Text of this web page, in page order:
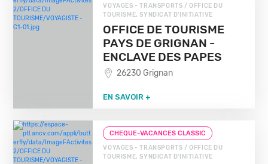
VOYAGES - TRANSPORTS / OFFICE DU
TOURISME, SYNDICAT D'INITIATIVE
OFFICE DE TOURISME
PAYS DE GRIGNAN -
ENCLAVE DES PAPES
26230 Grignan
EN SAVOIR +
CHEQUE-VACANCES CLASSIC
VOYAGES - TRANSPORTS / OFFICE DU
TOURISME, SYNDICAT D'INITIATIVE